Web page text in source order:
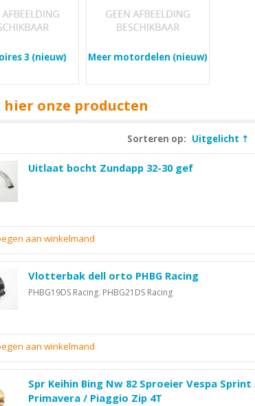
3 (nieuw) Meer motordelen (nieuw)
hier onze producten
Sorteren op: Uitgelicht
Uitlaat bocht Zundapp 32-30 gef
aan winkelmand
Vlotterbak dell orto PHBG Racing
PHBG19DS Racing. PHBG21DS Racing
aan winkelmand
Spr Keihin Bing Nw 82 Sproeier Vespa Sprint
Primavera / Piaggio Zip 4T